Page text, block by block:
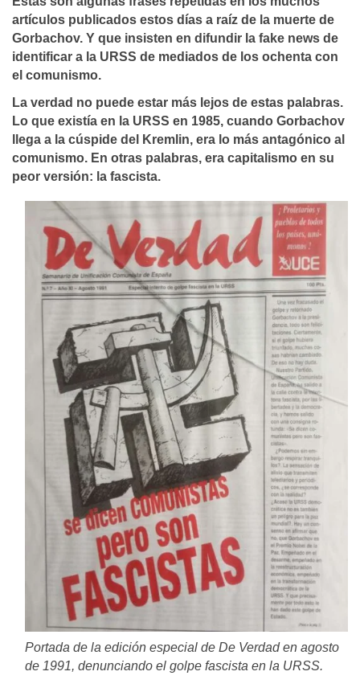
artículos publicados estos días a raíz de la muerte de
Gorbachov. Y que insisten en difundir la fake news de
identificar a la URSS de mediados de los ochenta con
el comunismo.
La verdad no puede estar más lejos de estas palabras.
Lo que existía en la URSS en 1985, cuando Gorbachov
llega a la cúspide del Kremlin, era lo más antagónico al
comunismo. En otras palabras, era capitalismo en su
peor versión: la fascista.
Portada de la edición especial de De Verdad en agosto
de 1991, denunciando el golpe fascista en la URSS.